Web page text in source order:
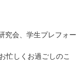
究会、学生プレフォー
忙しくお過ごしのこ